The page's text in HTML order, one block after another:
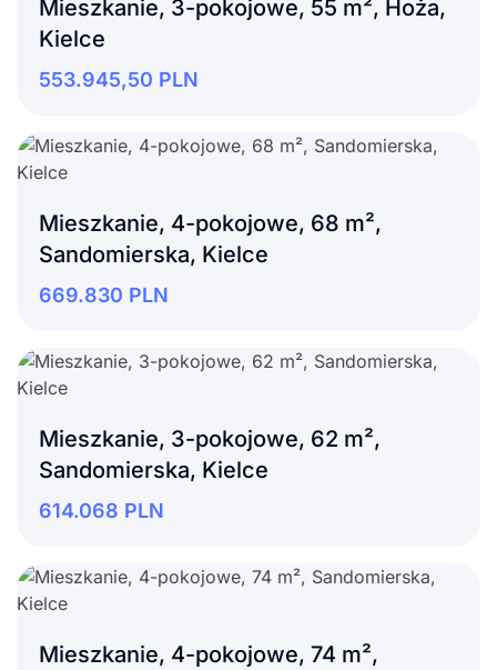
Mieszkanie, 3-pokojowe, 55 m², Hoża,
Kielce
553.945,50 PLN
Mieszkanie, 4-pokojowe, 68 m²,
Sandomierska, Kielce
669.830 PLN
Mieszkanie, 3-pokojowe, 62 m²,
Sandomierska, Kielce
614.068 PLN
Mieszkanie, 4-pokojowe, 74 m²,